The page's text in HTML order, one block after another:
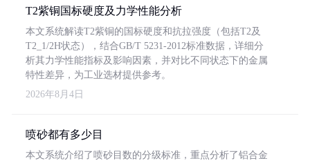
T2紫铜国标硬度及力学性能分析
本文系统解读T2紫铜的国标硬度和抗拉强度（包括T2及
T2_1/2H状态），结合GB/T 5231-2012标准数据，详细分
析其力学性能指标及影响因素，并对比不同状态下的金属
特性差异，为工业选材提供参考。
2026年8月4日
喷砂都有多少目
本文系统介绍了喷砂目数的分级标准，重点分析了铝合金